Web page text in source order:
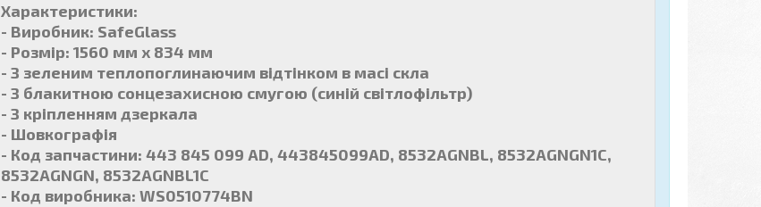
Характеристики:
- Виробник: SafeGlass
- Розмір: 1560 мм x 834 мм
- З зеленим теплопоглинаючим відтінком в масі скла
- З блакитною сонцезахисною смугою (синій світлофільтр)
- З кріпленням дзеркала
- Шовкографія
- Код запчастини: 443 845 099 AD, 443845099AD, 8532AGNBL, 8532AGNGN1C,
8532AGNGN, 8532AGNBL1C
- Код виробника: WS0510774BN